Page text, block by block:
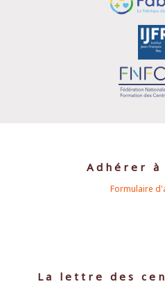
Adhérer à
Formulaire
La lettre des